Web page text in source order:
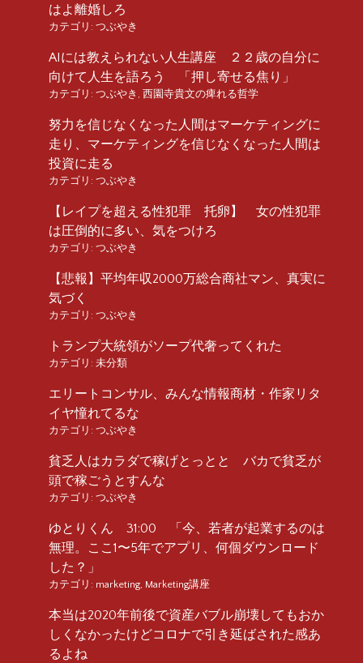
はよ離婚しろ
カテゴリ: つぶやき
AIには教えられない人生講座 ２２歳の自分に
向けて人生を語ろう 「押し寄せる焦り」
カテゴリ: つぶやき 西園寺貴文の痺れる哲学
努力を信じなくなった人間はマーケティングに
走り、マーケティングを信じなくなった人間は
投資に走る
カテゴリ: つぶやき
【レイプを超える性犯罪 托卵】 女の性犯罪
は圧倒的に多い、気をつけろ
カテゴリ: つぶやき
【悲報】平均年収2000万総合商社マン、真実に
気づく
カテゴリ: つぶやき
トランプ大統領がソープ代奢ってくれた
カテゴリ: 未分類
エリートコンサル、みんな情報商材・作家リタ
イヤ憧れてるな
カテゴリ: つぶやき
貧乏人はカラダで稼げとっとと バカで貧乏が
頭で稼ごうとすんな
カテゴリ: つぶやき
ゆとりくん 31:00 「今、若者が起業するのは
無理。ここ1〜5年でアプリ、何個ダウンロード
した？」
カテゴリ: marketing Marketing講座
本当は2020年前後で資産バブル崩壊してもおか
しくなかったけどコロナで引き延ばされた感あ
るよね